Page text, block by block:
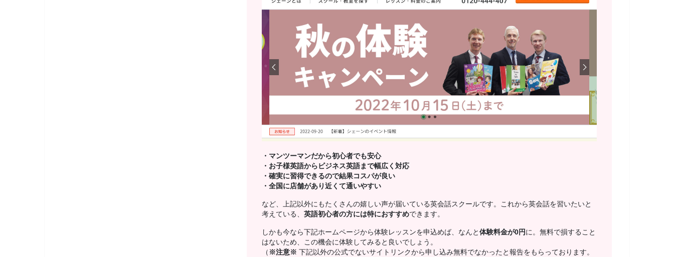
・マンツーマンだから初心者でも安心
・お子様英語からビジネス英語まで幅広く対応
・確実に習得できるので結果コスパが良い
・全国に店舗があり近くて通いやすい
など、上記以外にもたくさんの嬉しい声が届いている英会話スクールです。これから英会話を習いたいと
考えている、 英語初心者の方には特におすすめできます。
しかも今なら下記ホームページから体験レッスンを申込めば、なんと 体験料金が0円 に。無料で損すること
はないため、この機会に体験してみると良いでしょう。
（ ※注意※ 下記以外の公式でないサイトリンクから申し込み無料でなかったと報告をもらっております。